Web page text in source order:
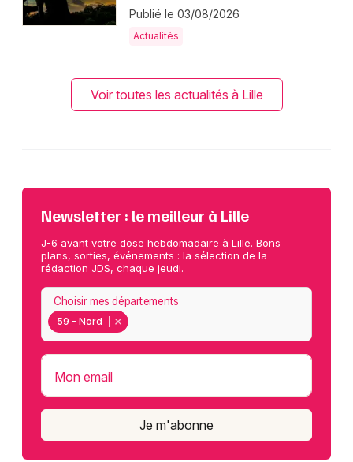
Publié le 03/08/2026
Actualités
Voir toutes les actualités à Lille
Newsletter : le meilleur à Lille
J-6 avant votre dose hebdomadaire à Lille. Bons
plans, sorties, événements : la sélection de la
rédaction JDS, chaque jeudi.
59 - Nord
Choisir mes départements
Mon email
Je m'abonne